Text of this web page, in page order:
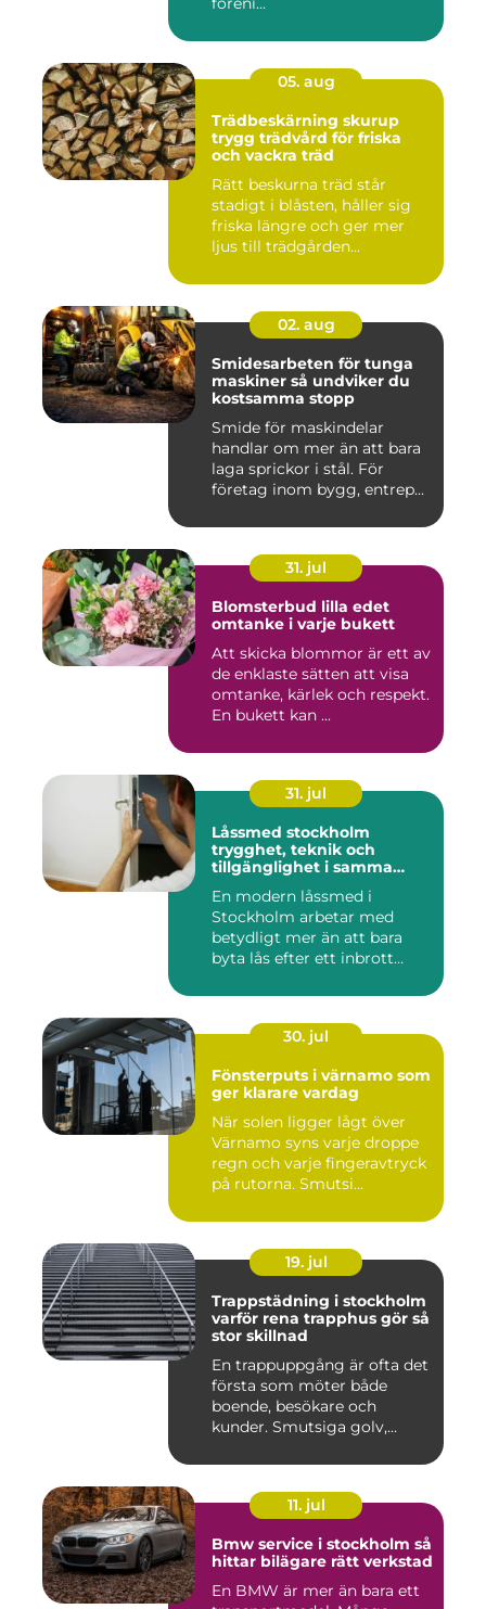
05. aug
Trädbeskärning skurup
trygg trädvård för friska
och vackra träd
Rätt beskurna träd står
stadigt i blåsten, håller sig
friska längre och ger mer
ljus till trädgården...
02. aug
Smidesarbeten för tunga
maskiner så undviker du
kostsamma stopp
Smide för maskindelar
handlar om mer än att bara
laga sprickor i stål. För
företag inom bygg, entrep...
31. jul
Blomsterbud lilla edet
omtanke i varje bukett
Att skicka blommor är ett av
de enklaste sätten att visa
omtanke, kärlek och respekt.
En bukett kan ...
31. jul
Låssmed stockholm
trygghet, teknik och
tillgänglighet i samma
En modern låssmed i
Stockholm arbetar med
betydligt mer än att bara
byta lås efter ett inbrott
30. jul
Fönsterputs i värnamo som
ger klarare vardag
När solen ligger lågt över
Värnamo syns varje droppe
regn och varje fingeravtryck
på rutorna. Smutsi...
19. jul
Trappstädning i stockholm
varför rena trapphus gör så
stor skillnad
En trappuppgång är ofta det
första som möter både
boende, besökare och
kunder. Smutsiga golv,
11. jul
Bmw service i stockholm så
hittar bilägare rätt verkstad
En BMW är mer än bara ett